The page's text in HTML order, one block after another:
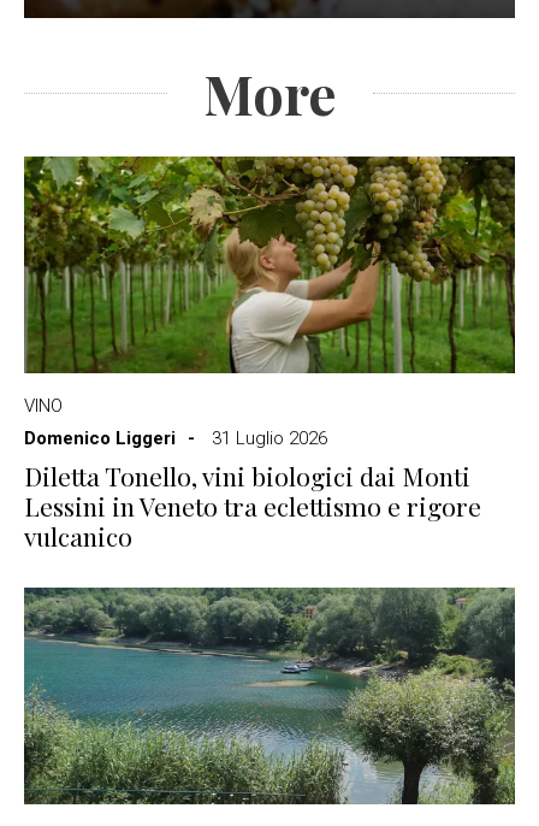
More
VINO
Domenico Liggeri
31 Luglio 2026
Diletta Tonello, vini biologici dai Monti
Lessini in Veneto tra eclettismo e rigore
vulcanico